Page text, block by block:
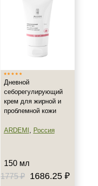
Дневной
себорегулирующий
крем для жирной и
проблемной кожи
ARDEMI , Россия
150 мл
1775 ₽
1686.25 ₽